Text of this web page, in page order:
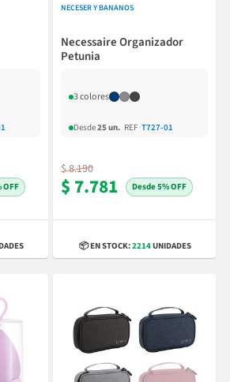
OFF
NECESER Y BANANOS
Necessaire Organizador
Petunia
3 colores
Desde25 un. REF ·T727-01
$ 8.190
$ 7.781 5% OFF
📦 EN STOCK:2214UNIDADES